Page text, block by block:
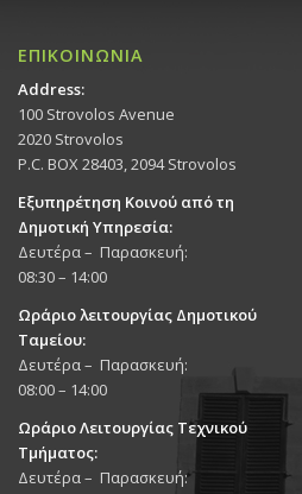
ΕΠΙΚΟΙΝΩΝΙΑ
Address:
100 Strovolos Avenue
2020 Strovolos
P.C. BOX 28403, 2094 Strovolos
Εξυπηρέτηση Κοινού από τη
Δημοτική Υπηρεσία:
Δευτέρα – Παρασκευή:
08:30 – 14:00
Ωράριο λειτουργίας Δημοτικού
Ταμείου:
Δευτέρα – Παρασκευή:
08:00 – 14:00
Ωράριο Λειτουργίας Τεχνικού
Τμήματος:
Δευτέρα – Παρασκευή: